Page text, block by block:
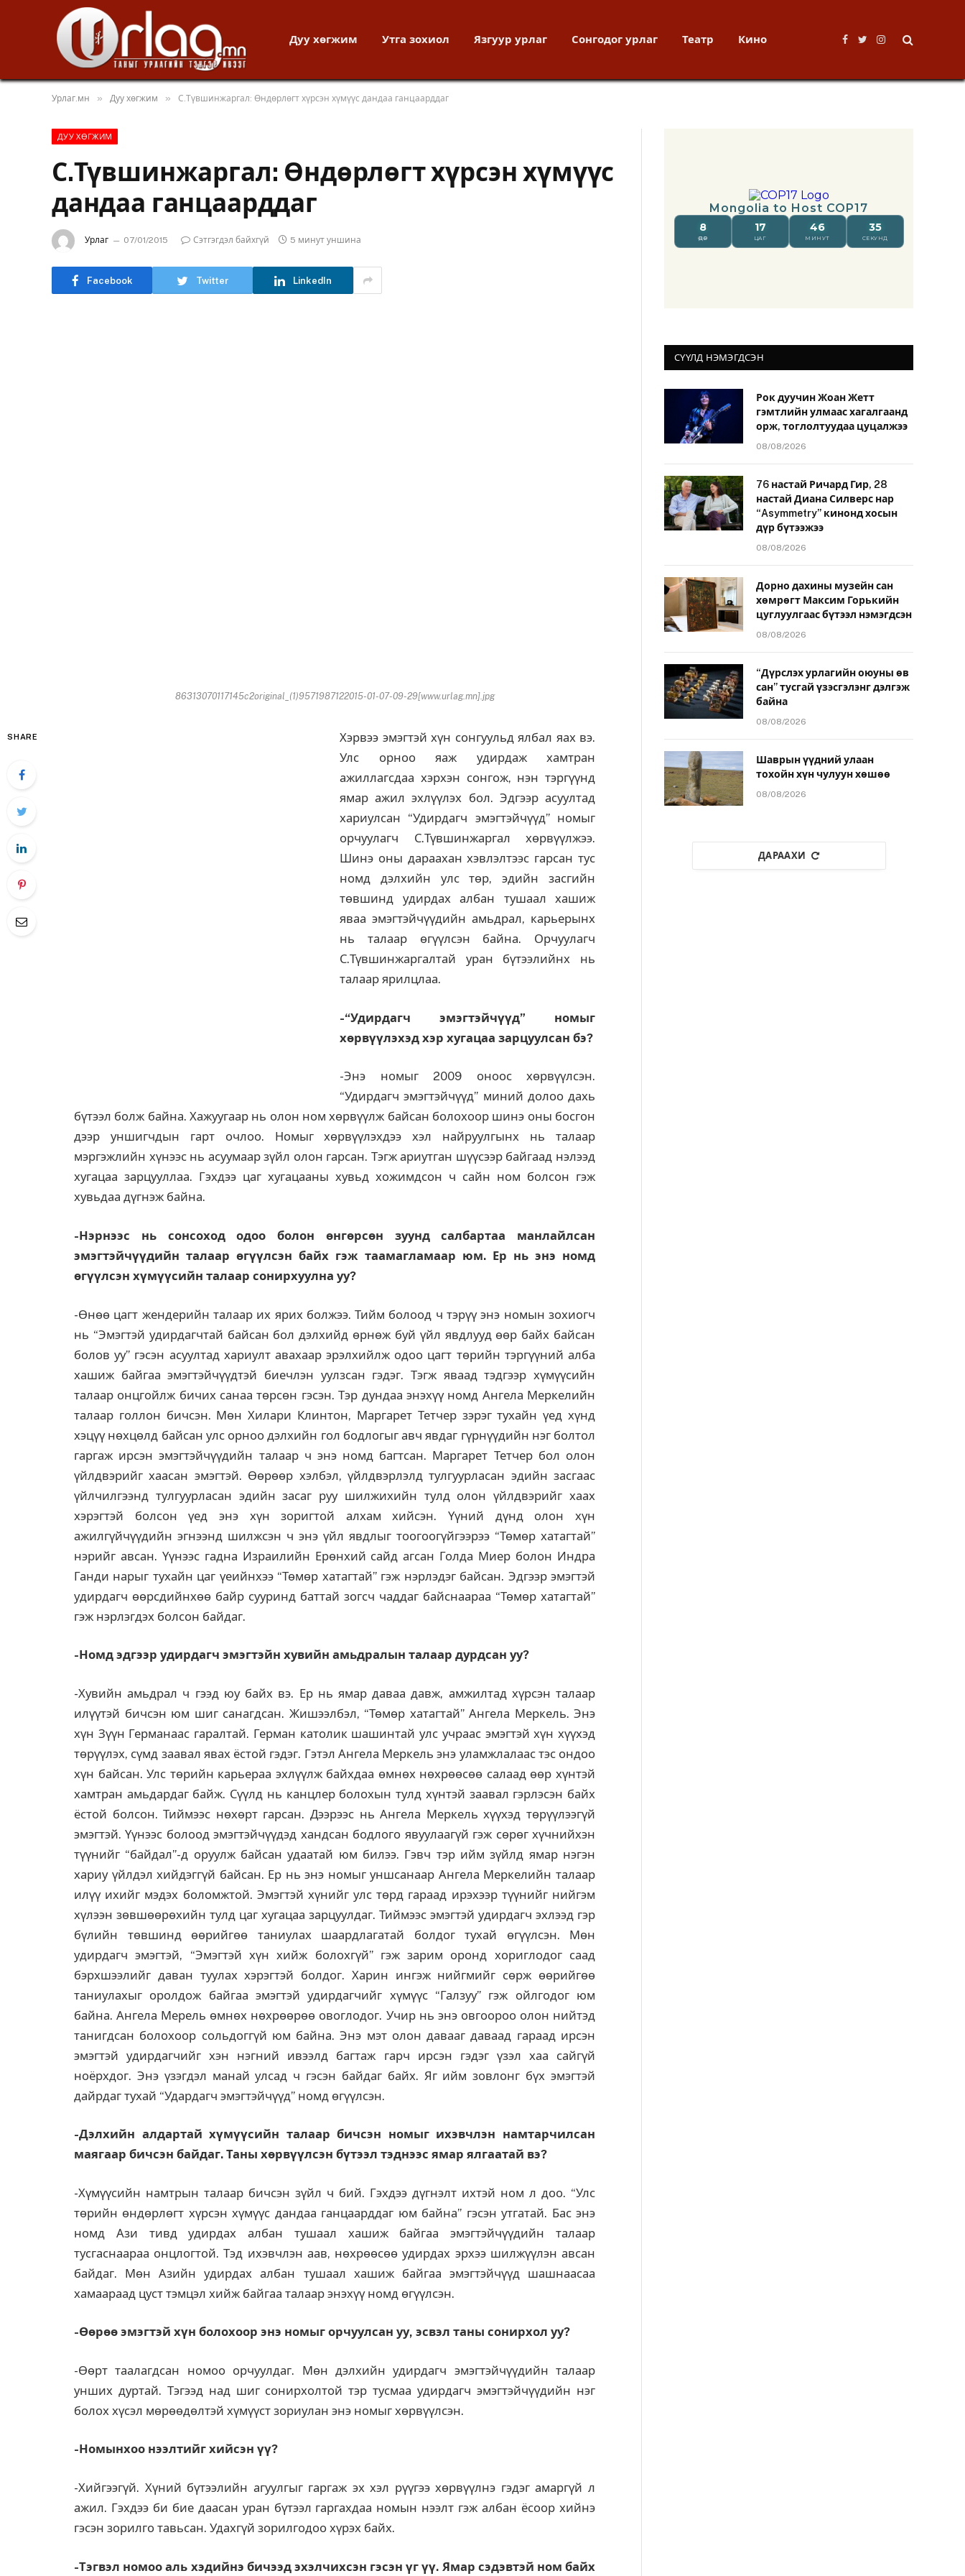
Дуу хөгжим Утга зохиол Язгуур урлаг Сонгодог урлаг Театр Кино
Facebook
TwitterInstagram
Урлаг.мн » Дуу хөгжим » С.Түвшинжаргал: Өндөрлөгт хүрсэн хүмүүс дандаа ганцаарддаг
ДУУ ХӨГЖИМ
С.Түвшинжаргал: Өндөрлөгт хүрсэн хүмүүс
дандаа ганцаарддаг
Урлаг 07/01/2015 Сэтгэгдэл байхгүй 5 минут уншина
Facebook Twitter LinkedIn
86313070117145c2original_(1)9571987122015-01-07-09-29[www.urlag.mn].jpg
SHARE
Хэрвээ эмэгтэй хүн сонгуульд ялбал яах вэ.
Улс орноо яаж удирдаж хамтран
ажиллагсдаа хэрхэн сонгож, нэн тэргүүнд
ямар ажил эхлүүлэх бол. Эдгээр асуултад
хариулсан “Удирдагч эмэгтэйчүүд” номыг
орчуулагч С.Түвшинжаргал хөрвүүлжээ.
Шинэ оны дараахан хэвлэлтээс гарсан тус
номд дэлхийн улс төр, эдийн засгийн
төвшинд удирдах албан тушаал хашиж
яваа эмэгтэйчүүдийн амьдрал, карьерынх
нь талаар өгүүлсэн байна. Орчуулагч
С.Түвшинжаргалтай уран бүтээлийнх нь
талаар ярилцлаа.
-“Удирдагч эмэгтэйчүүд” номыг
хөрвүүлэхэд хэр хугацаа зарцуулсан бэ?
-Энэ номыг 2009 оноос хөрвүүлсэн.
“Удирдагч эмэгтэйчүүд” миний долоо дахь
бүтээл болж байна. Хажуугаар нь олон ном хөрвүүлж байсан болохоор шинэ оны босгон
дээр уншигчдын гарт очлоо. Номыг хөрвүүлэхдээ хэл найруулгынх нь талаар
мэргэжлийн хүнээс нь асуумаар зүйл олон гарсан. Тэгж ариутган шүүсээр байгаад нэлээд
хугацаа зарцууллаа. Гэхдээ цаг хугацааны хувьд хожимдсон ч сайн ном болсон гэж
хувьдаа дүгнэж байна.
-Нэрнээс нь сонсоход одоо болон өнгөрсөн зуунд салбартаа манлайлсан
эмэгтэйчүүдийн талаар өгүүлсэн байх гэж таамагламаар юм. Ер нь энэ номд
өгүүлсэн хүмүүсийн талаар сонирхуулна уу?
-Өнөө цагт жендерийн талаар их ярих болжээ. Тийм болоод ч тэрүү энэ номын зохиогч
нь “Эмэгтэй удирдагчтай байсан бол дэлхийд өрнөж буй үйл явдлууд өөр байх байсан
болов уу” гэсэн асуултад хариулт авахаар эрэлхийлж одоо цагт төрийн тэргүүний алба
хашиж байгаа эмэгтэйчүүдтэй биечлэн уулзсан гэдэг. Тэгж яваад тэдгээр хүмүүсийн
талаар онцгойлж бичих санаа төрсөн гэсэн. Тэр дундаа энэхүү номд Ангела Меркелийн
талаар голлон бичсэн. Мөн Хилари Клинтон, Маргарет Тетчер зэрэг тухайн үед хүнд
хэцүү нөхцөлд байсан улс орноо дэлхийн гол бодлогыг авч явдаг гүрнүүдийн нэг болтол
гаргаж ирсэн эмэгтэйчүүдийн талаар ч энэ номд багтсан. Маргарет Тетчер бол олон
үйлдвэрийг хаасан эмэгтэй. Өөрөөр хэлбэл, үйлдвэрлэлд тулгуурласан эдийн засгаас
үйлчилгээнд тулгуурласан эдийн засаг руу шилжихийн тулд олон үйлдвэрийг хаах
хэрэгтэй болсон үед энэ хүн зоригтой алхам хийсэн. Үүний дүнд олон хүн
ажилгүйчүүдийн эгнээнд шилжсэн ч энэ үйл явдлыг тоогоогүйгээрээ “Төмөр хатагтай”
нэрийг авсан. Үүнээс гадна Израилийн Ерөнхий сайд агсан Голда Миер болон Индра
Ганди нарыг тухайн цаг үеийнхээ “Төмөр хатагтай” гэж нэрлэдэг байсан. Эдгээр эмэгтэй
удирдагч өөрсдийнхөө байр сууринд баттай зогсч чаддаг байснаараа “Төмөр хатагтай”
гэж нэрлэгдэх болсон байдаг.
-Номд эдгээр удирдагч эмэгтэйн хувийн амьдралын талаар дурдсан уу?
-Хувийн амьдрал ч гээд юу байх вэ. Ер нь ямар даваа давж, амжилтад хүрсэн талаар
илүүтэй бичсэн юм шиг санагдсан. Жишээлбэл, “Төмөр хатагтай” Ангела Меркель. Энэ
хүн Зүүн Германаас гаралтай. Герман католик шашинтай улс учраас эмэгтэй хүн хүүхэд
төрүүлэх, сүмд заавал явах ёстой гэдэг. Гэтэл Ангела Меркель энэ уламжлалаас тэс ондоо
хүн байсан. Улс төрийн карьераа эхлүүлж байхдаа өмнөх нөхрөөсөө салаад өөр хүнтэй
хамтран амьдардаг байж. Сүүлд нь канцлер болохын тулд хүнтэй заавал гэрлэсэн байх
ёстой болсон. Тиймээс нөхөрт гарсан. Дээрээс нь Ангела Меркель хүүхэд төрүүлээгүй
эмэгтэй. Үүнээс болоод эмэгтэйчүүдэд хандсан бодлого явуулаагүй гэж сөрөг хүчнийхэн
түүнийг “байдал”-д оруулж байсан удаатай юм билээ. Гэвч тэр ийм зүйлд ямар нэгэн
хариу үйлдэл хийдэггүй байсан. Ер нь энэ номыг уншсанаар Ангела Меркелийн талаар
илүү ихийг мэдэх боломжтой. Эмэгтэй хүнийг улс төрд гараад ирэхээр түүнийг нийгэм
хүлээн зөвшөөрөхийн тулд цаг хугацаа зарцуулдаг. Тиймээс эмэгтэй удирдагч эхлээд гэр
бүлийн төвшинд өөрийгөө таниулах шаардлагатай болдог тухай өгүүлсэн. Мөн
удирдагч эмэгтэй, “Эмэгтэй хүн хийж болохгүй” гэж зарим оронд хориглодог саад
бэрхшээлийг даван туулах хэрэгтэй болдог. Харин ингэж нийгмийг сөрж өөрийгөө
таниулахыг оролдож байгаа эмэгтэй удирдагчийг хүмүүс “Галзуу” гэж ойлгодог юм
байна. Ангела Мерель өмнөх нөхрөөрөө овоглодог. Учир нь энэ овгоороо олон нийтэд
танигдсан болохоор сольдоггүй юм байна. Энэ мэт олон давааг даваад гараад ирсэн
эмэгтэй удирдагчийг хэн нэгний ивээлд багтаж гарч ирсэн гэдэг үзэл хаа сайгүй
ноёрхдог. Энэ үзэгдэл манай улсад ч гэсэн байдаг байх. Яг ийм зовлонг бүх эмэгтэй
дайрдаг тухай “Удардагч эмэгтэйчүүд” номд өгүүлсэн.
-Дэлхийн алдартай хүмүүсийн талаар бичсэн номыг ихэвчлэн намтарчилсан
маягаар бичсэн байдаг. Таны хөрвүүлсэн бүтээл тэднээс ямар ялгаатай вэ?
-Хүмүүсийн намтрын талаар бичсэн зүйл ч бий. Гэхдээ дүгнэлт ихтэй ном л доо. “Улс
төрийн өндөрлөгт хүрсэн хүмүүс дандаа ганцаарддаг юм байна” гэсэн утгатай. Бас энэ
номд Ази тивд удирдах албан тушаал хашиж байгаа эмэгтэйчүүдийн талаар
тусгаснаараа онцлогтой. Тэд ихэвчлэн аав, нөхрөөсөө удирдах эрхээ шилжүүлэн авсан
байдаг. Мөн Азийн удирдах албан тушаал хашиж байгаа эмэгтэйчүүд шашнаасаа
хамаараад цуст тэмцэл хийж байгаа талаар энэхүү номд өгүүлсэн.
-Өөрөө эмэгтэй хүн болохоор энэ номыг орчуулсан уу, эсвэл таны сонирхол уу?
-Өөрт таалагдсан номоо орчуулдаг. Мөн дэлхийн удирдагч эмэгтэйчүүдийн талаар
унших дуртай. Тэгээд над шиг сонирхолтой тэр тусмаа удирдагч эмэгтэйчүүдийн нэг
болох хүсэл мөрөөдөлтэй хүмүүст зориулан энэ номыг хөрвүүлсэн.
-Номынхоо нээлтийг хийсэн үү?
-Хийгээгүй. Хүний бүтээлийн агуулгыг гаргаж эх хэл рүүгээ хөрвүүлнэ гэдэг амаргүй л
ажил. Гэхдээ би бие даасан уран бүтээл гаргахдаа номын нээлт гэж албан ёсоор хийнэ
гэсэн зорилго тавьсан. Удахгүй зорилгодоо хүрэх байх.
-Тэгвэл номоо аль хэдийнэ бичээд эхэлчихсэн гэсэн үг үү. Ямар сэдэвтэй ном байх
СҮҮЛД НЭМЭГДСЭН
Рок дуучин Жоан Жетт
гэмтлийн улмаас хагалгаанд
орж, тоглолтуудаа цуцалжээ
08/08/2026
76 настай Ричард Гир, 28
настай Диана Силверс нар
“Asymmetry” кинонд хосын
дүр бүтээжээ
08/08/2026
Дорно дахины музейн сан
хөмрөгт Максим Горькийн
цуглуулгаас бүтээл нэмэгдсэн
08/08/2026
“Дүрслэх урлагийн оюуны өв
сан” тусгай үзэсгэлэнг дэлгэж
байна
08/08/2026
Шаврын үүдний улаан
тохойн хүн чулуун хөшөө
08/08/2026
ДАРААХИ